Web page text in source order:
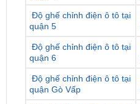
Độ ghế chỉnh điện ô tô tại
quận 6
Độ ghế chỉnh điện ô tô tại
quận Gò Vấp
Độ ghế chỉnh điện ô tô tại
quận Tân Bình